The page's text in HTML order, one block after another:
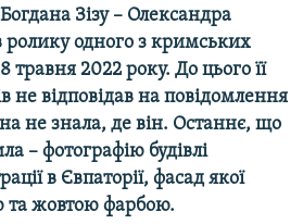
Зізу – Олександра
ролику одного з кримських
травня 2022 року. До цього її
не відповідав на повідомлення
не знала, де він. Останнє, що
– фотографію будівлі
в Євпаторії, фасад якої
та жовтою фарбою.